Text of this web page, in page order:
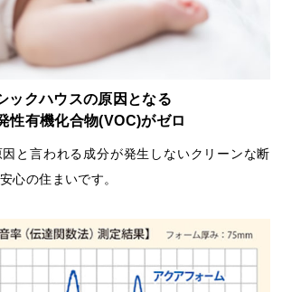
ックハウスの原因となる
性有機化合物(VOC)がゼロ
と言われる成分が発生しないクリーンな断
心の住まいです。